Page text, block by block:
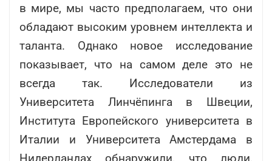
в мире, мы часто предполагаем, что они
обладают высоким уровнем интеллекта и
таланта. Однако новое исследование
показывает, что на самом деле это не
всегда так. Исследователи из
Университета Линчёпинга в Швеции,
Института Европейского университета в
Италии и Университета Амстердама в
Нидерландах обнаружили, что люди,